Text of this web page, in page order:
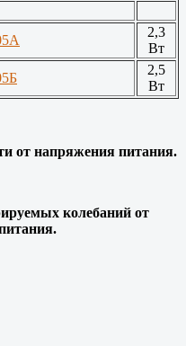
2,3
Вт
2,5
Вт
от напряжения питания.
колебаний от